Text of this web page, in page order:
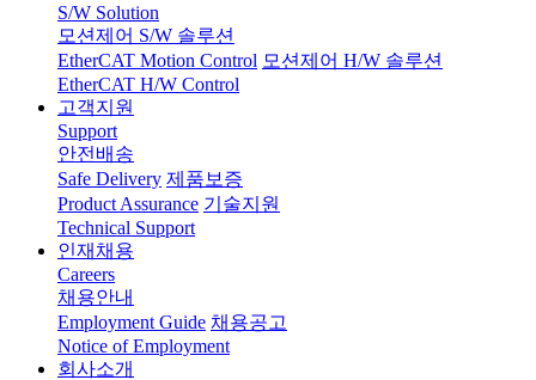
S/W Solution
모션제어 S/W 솔루션
EtherCAT Motion Control 모션제어 H/W 솔루션
EtherCAT H/W Control
고객지원
Support
안전배송
Safe Delivery 제품보증
Product Assurance 기술지원
Technical Support
인재채용
Careers
채용안내
Employment Guide 채용공고
Notice of Employment
회사소개